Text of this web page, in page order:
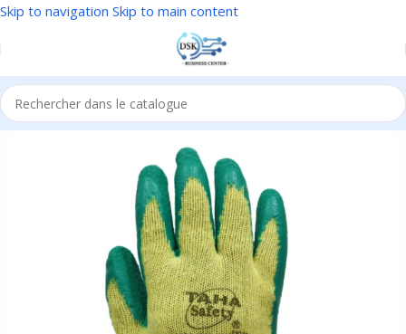
Skip to navigation Skip to main content
Accueil/EPI/Protection des mains